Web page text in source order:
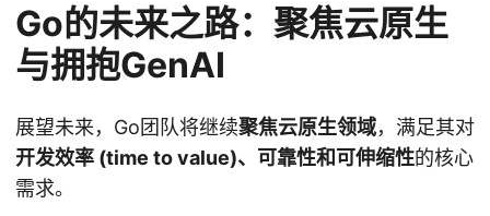
Go的未来之路：聚焦云原生
与拥抱GenAI
展望未来，Go团队将继续聚焦云原生领域，满足其对
开发效率 (time to value)、可靠性和可伸缩性的核心
需求。